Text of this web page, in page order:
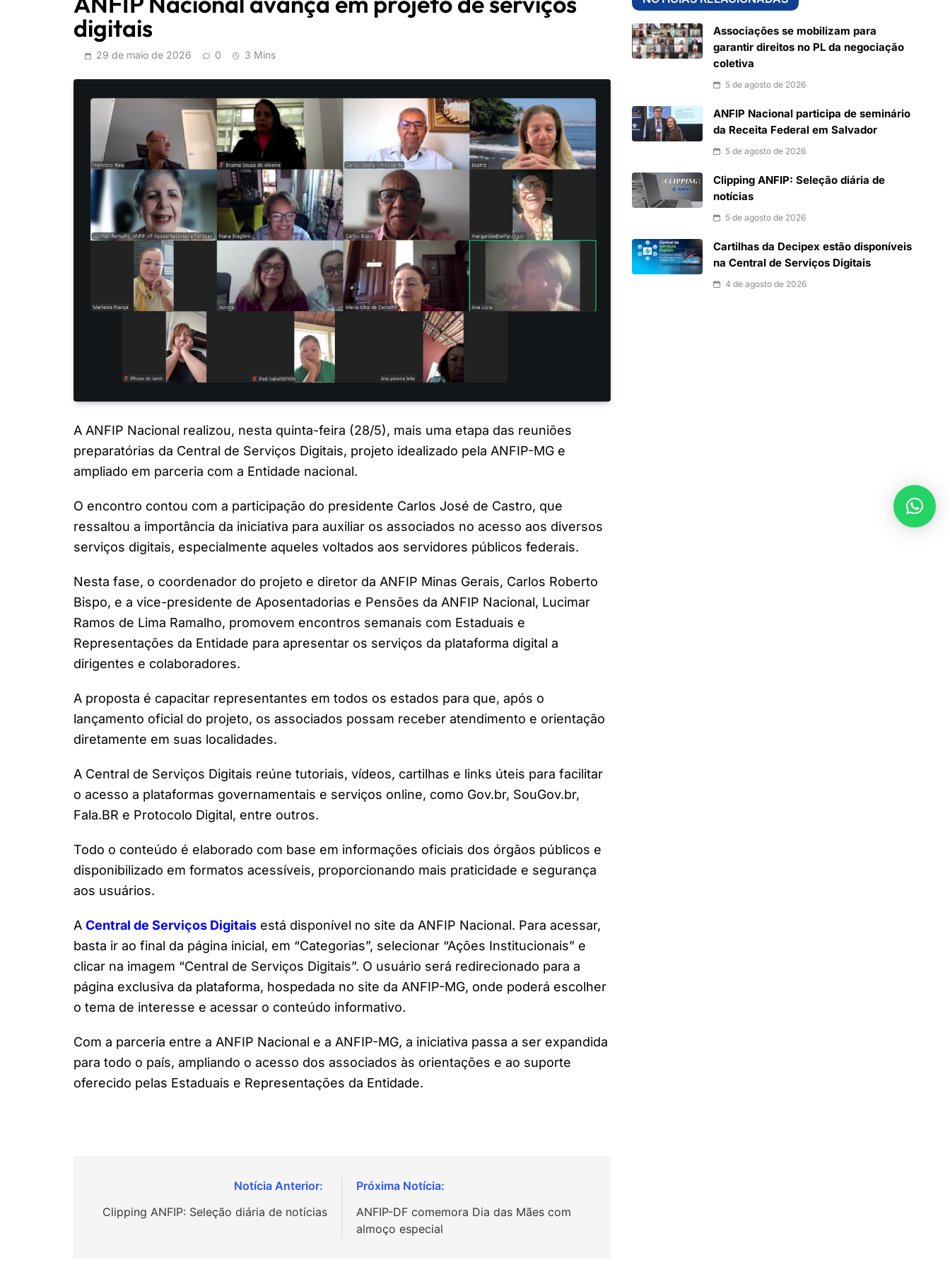
digitais
29 de maio de 2026 0 3 Mins
A ANFIP Nacional realizou, nesta quinta-feira (28/5), mais uma etapa das reuniões
preparatórias da Central de Serviços Digitais, projeto idealizado pela ANFIP-MG e
ampliado em parceria com a Entidade nacional.
O encontro contou com a participação do presidente Carlos José de Castro, que
ressaltou a importância da iniciativa para auxiliar os associados no acesso aos diversos
serviços digitais, especialmente aqueles voltados aos servidores públicos federais.
Nesta fase, o coordenador do projeto e diretor da ANFIP Minas Gerais, Carlos Roberto
Bispo, e a vice-presidente de Aposentadorias e Pensões da ANFIP Nacional, Lucimar
Ramos de Lima Ramalho, promovem encontros semanais com Estaduais e
Representações da Entidade para apresentar os serviços da plataforma digital a
dirigentes e colaboradores.
A proposta é capacitar representantes em todos os estados para que, após o
lançamento oficial do projeto, os associados possam receber atendimento e orientação
diretamente em suas localidades.
A Central de Serviços Digitais reúne tutoriais, vídeos, cartilhas e links úteis para facilitar
o acesso a plataformas governamentais e serviços online, como Gov.br, SouGov.br,
Fala.BR e Protocolo Digital, entre outros.
Todo o conteúdo é elaborado com base em informações oficiais dos órgãos públicos e
disponibilizado em formatos acessíveis, proporcionando mais praticidade e segurança
aos usuários.
A Central de Serviços Digitais está disponível no site da ANFIP Nacional. Para acessar,
basta ir ao final da página inicial, em “Categorias”, selecionar “Ações Institucionais” e
clicar na imagem “Central de Serviços Digitais”. O usuário será redirecionado para a
página exclusiva da plataforma, hospedada no site da ANFIP-MG, onde poderá escolher
o tema de interesse e acessar o conteúdo informativo.
Com a parceria entre a ANFIP Nacional e a ANFIP-MG, a iniciativa passa a ser expandida
para todo o país, ampliando o acesso dos associados às orientações e ao suporte
oferecido pelas Estaduais e Representações da Entidade.
deClipping ANFIP: Seleção diária de notícias
ANFIP-DF comemora Dia das Mães com
almoço especial
Associações se mobilizam para
garantir direitos no PL da negociação
coletiva
5 de agosto de 2026
ANFIP Nacional participa de seminário
da Receita Federal em Salvador
5 de agosto de 2026
Clipping ANFIP: Seleção diária de
notícias
5 de agosto de 2026
Cartilhas da Decipex estão disponíveis
na Central de Serviços Digitais
4 de agosto de 2026